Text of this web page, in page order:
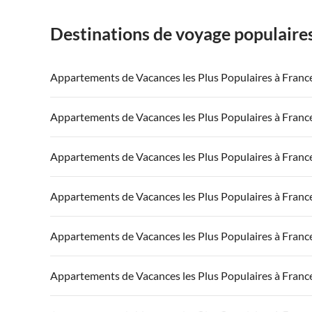
Destinations de voyage
Appartements de Vacances les Plus Populaires à
Appartements de Vacances à France
Appartements de Vacances à Côte atlantique
Appartements de Vacances à Côte d'Azur
Appartements de Vacances les Plus Populaires à
Appartements de Vacances à France
Appartements de Vacances à Côte atlantique
Appartements de Vacances à Côte d'Azur
Appartements de Vacances les Plus Populaires à
Appartements de Vacances à France
Appartements de Vacances à Côte atlantique
Appartements de Vacances à Côte d'Azur
Appartements de Vacances les Plus Populaires à
Appartements de Vacances à France
Appartements de Vacances à Côte atlantique
Appartements de Vacances à Côte d'Azur
Appartements de Vacances les Plus Populaires à
Appartements de Vacances à France
Appartements de Vacances à Côte atlantique
Appartements de Vacances les Plus Populaires à